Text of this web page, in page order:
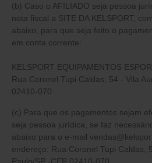
(b) Caso o AFILIADO seja pessoa
nota fiscal a SITE DA KELSPORT,
abaixo, para que seja feito o
em conta corrente:
KELSPORT EQUIPAMENTOS
Rua Coronel Tupi Caldas, 54 - Vila
02410-070
(c) Para que os pagamentos sejam
seja pessoa jurídica, se faz
abaixo para o e-mail
endereço: Rua Coronel Tupi Caldas,